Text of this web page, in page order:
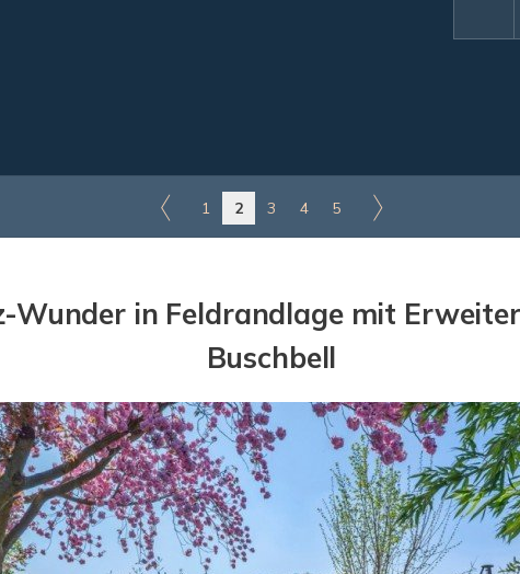
1 2 3 4 5
Wunder in Feldrandlage mit
Buschbell